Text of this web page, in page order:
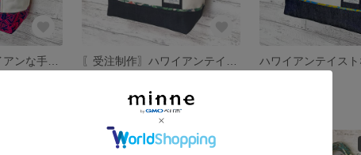
SOLD OUT